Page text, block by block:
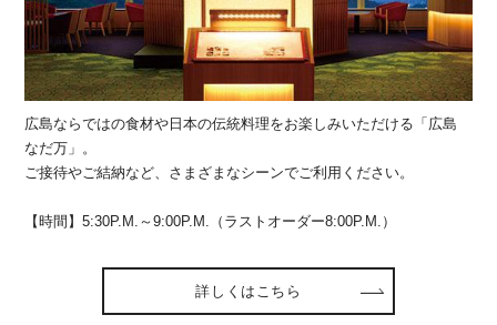
広島ならではの食材や日本の伝統料理をお楽しみいただける「広島
なだ万」。
ご接待やご結納など、さまざまなシーンでご利用ください。
【時間】5:30P.M.～9:00P.M.（ラストオーダー8:00P.M.）
詳しくはこちら